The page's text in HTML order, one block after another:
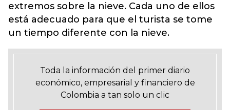
extremos sobre la nieve. Cada uno de ellos
está adecuado para que el turista se tome
un tiempo diferente con la nieve.
Toda la información del primer diario
económico, empresarial y financiero de
Colombia a tan solo un clic